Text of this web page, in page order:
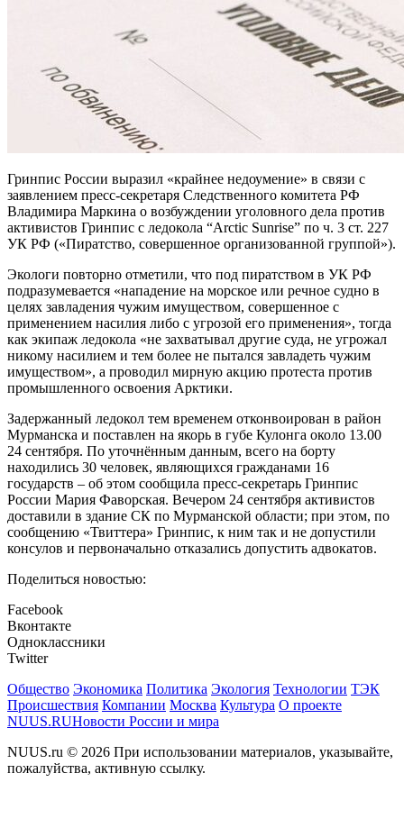
Гринпис России выразил «крайнее недоумение» в связи с
заявлением пресс-секретаря Следственного комитета РФ
Владимира Маркина о возбуждении уголовного дела против
активистов Гринпис с ледокола “Arctic Sunrise” по ч. 3 ст. 227
УК РФ («Пиратство, совершенное организованной группой»).
Экологи повторно отметили, что под пиратством в УК РФ
подразумевается «нападение на морское или речное судно в
целях завладения чужим имуществом, совершенное с
применением насилия либо с угрозой его применения», тогда
как экипаж ледокола «не захватывал другие суда, не угрожал
никому насилием и тем более не пытался завладеть чужим
имуществом», а проводил мирную акцию протеста против
промышленного освоения Арктики.
Задержанный ледокол тем временем отконвоирован в район
Мурманска и поставлен на якорь в губе Кулонга около 13.00
24 сентября. По уточнённым данным, всего на борту
находились 30 человек, являющихся гражданами 16
государств – об этом сообщила пресс-секретарь Гринпис
России Мария Фаворская. Вечером 24 сентября активистов
доставили в здание СК по Мурманской области; при этом, по
сообщению «Твиттера» Гринпис, к ним так и не допустили
консулов и первоначально отказались допустить адвокатов.
Поделиться новостью:
Facebook
Вконтакте
Одноклассники
Twitter
Общество Экономика Политика Экология Технологии ТЭК
Происшествия Компании Москва Культура О проекте
NUUS.RUНовости России и мира
NUUS.ru © 2026 При использовании материалов, указывайте,
пожалуйства, активную ссылку.